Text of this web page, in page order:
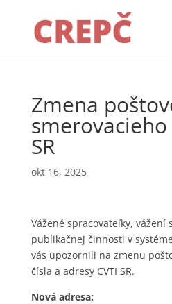
Zmena
smerovacieho
SR
okt 16, 2025
Vážené spracovateľky, vážení
publikačnej činnosti v
vás upozornili na zmenu
čísla a adresy CVTI SR.
Nová adresa: